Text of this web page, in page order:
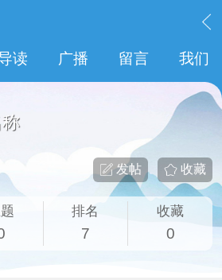
读 广播 留言 我们
收藏
发帖
排名
7
收藏
0